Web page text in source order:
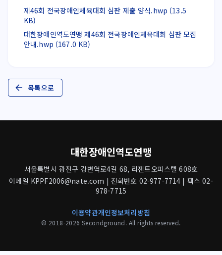
제46회 전국장애인체육대회 심판 제출 양식.hwp (13.5
KB)
대한장애인역도연맹 제46회 전국장애인체육대회 심판 모집
안내.hwp (167.0 KB)
목록으로
대한장애인역도연맹
서울특별시 광진구 강변역로4길 68, 리젠트오피스텔 608호
이메일 KPPF2006@nate.com | 전화번호 02-977-7714 | 팩스 02-
978-7715
이용약관개인정보처리방침
© 2018-2026 Secondground. All rights reserved.